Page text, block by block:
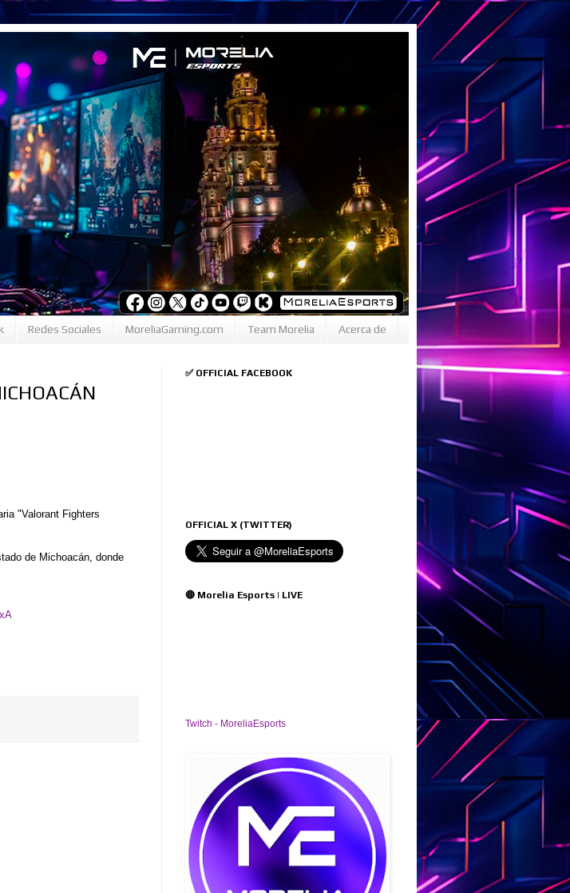
Redes Sociales MoreliaGaming.com Team Morelia Acerca de
"Valorant Fighters
de Michoacán, donde
✅ OFFICIAL FACEBOOK
OFFICIAL X (TWITTER)
🔴 Morelia Esports | LIVE
Twitch - MoreliaEsports